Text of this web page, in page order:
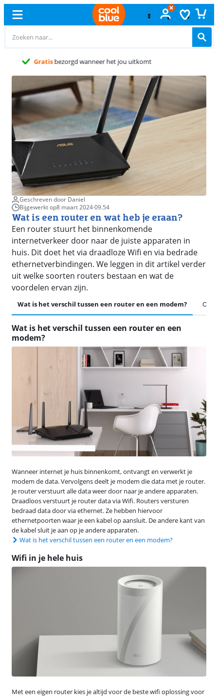
Gratisruilen
Geschreven door Daniel
Bijgewerkt op8 maart 2024·09.54
Wat is een router en wat heb je eraan?
Een router stuurt het binnenkomende
internetverkeer door naar de juiste apparaten in
huis. Dit doet het via draadloze Wifi en via bedrade
ethernetverbindingen. We leggen in dit artikel verder
uit welke soorten routers bestaan en wat de
voordelen ervan zijn.
Wat is het verschil tussen een router en een modem?
Wat is het verschil tussen een router en een
modem?
Wanneer internet je huis binnenkomt, ontvangt en verwerkt je
modem de data. Vervolgens deelt je modem die data met je router.
Je router verstuurt alle data weer door naar je andere apparaten.
Draadloos verstuurt je router data via Wifi. Routers versturen
bedraad data door via ethernet. Ze hebben hiervoor
ethernetpoorten waar je een kabel op aansluit. De andere kant van
de kabel sluit je aan op je andere apparaten.
Wat is het verschil tussen een router en een modem?
Wifi in je hele huis
Met een eigen router kies je altijd voor de beste wifi oplossing voor